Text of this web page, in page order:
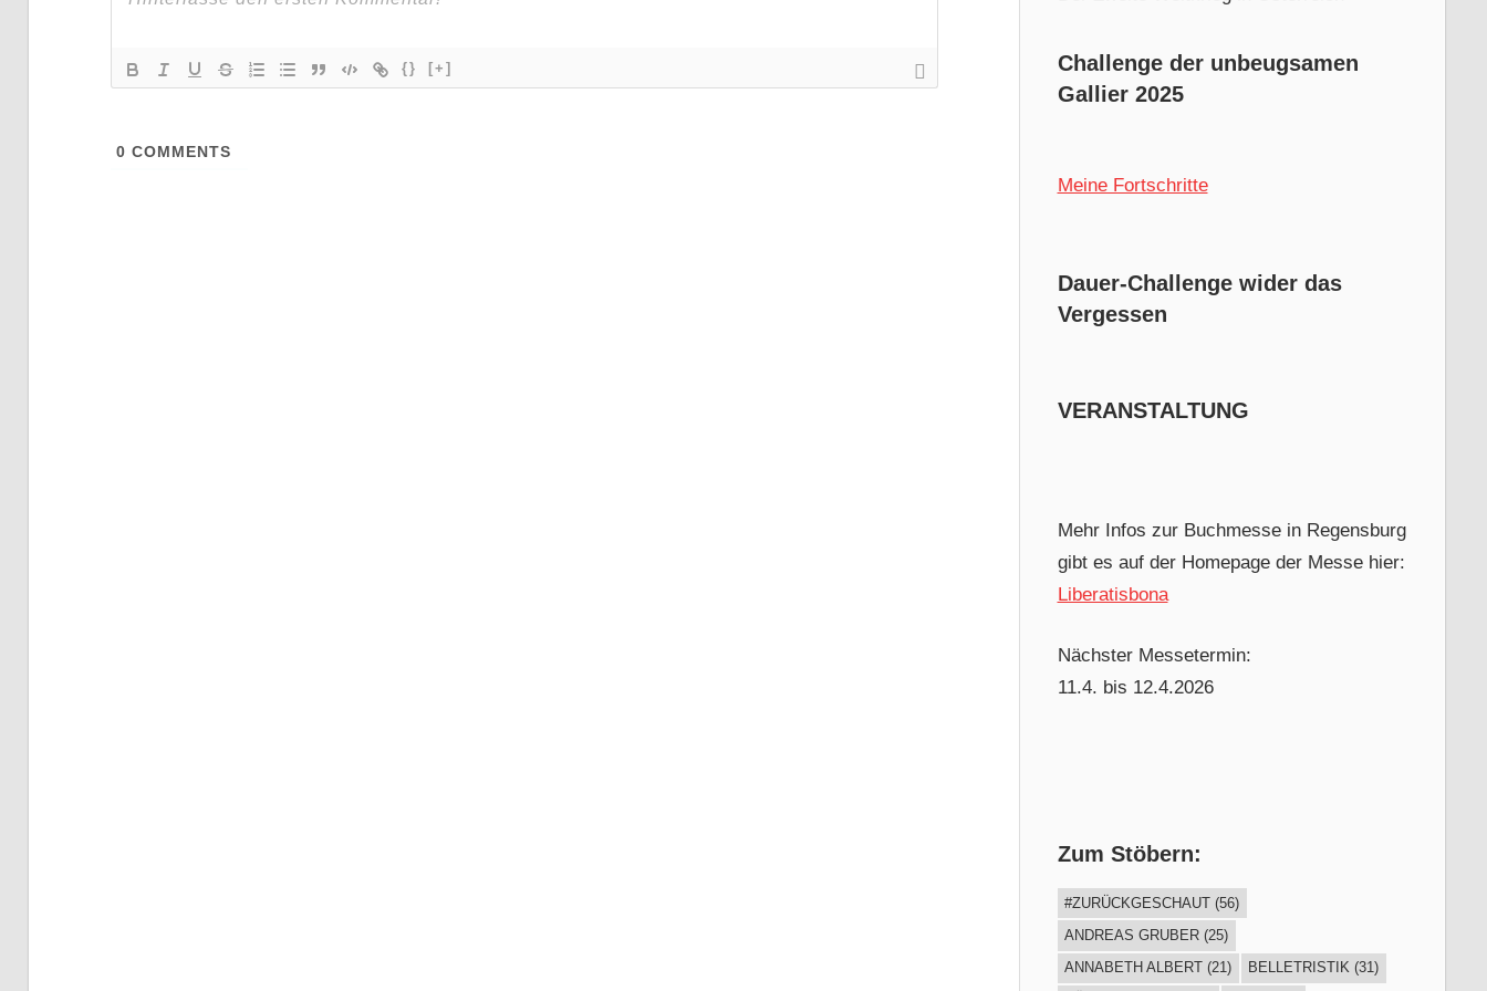
{} [+]
0 COMMENTS
Challenge der unbeugsamen
Gallier 2025
Meine Fortschritte
Dauer-Challenge wider das
Vergessen
VERANSTALTUNG
Mehr Infos zur Buchmesse in Regensburg
gibt es auf der Homepage der Messe hier:
Liberatisbona
Nächster Messetermin:
11.4. bis 12.4.2026
Zum Stöbern:
#ZURÜCKGESCHAUT (56)
ANDREAS GRUBER (25)
ANNABETH ALBERT (21) BELLETRISTIK (31)